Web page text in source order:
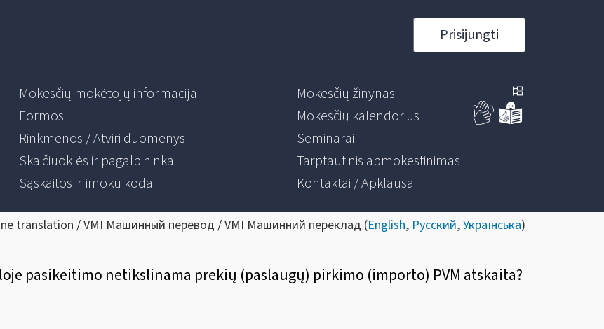
Prisijungti
Mokesčių mokėtojų informacija
Formos
Rinkmenos / Atviri duomenys
Skaičiuoklės ir pagalbininkai
Sąskaitos ir įmokų kodai
Mokesčių žinynas
Mokesčių kalendorius
Seminarai
Tarptautinis apmokestinimas
Kontaktai / Apklausa
translation / VMI Машинный перевод / VMI Машинний переклад (English, Русский,Українська)
pasikeitimo netikslinama prekių (paslaugų) pirkimo (importo) PVM atskaita?